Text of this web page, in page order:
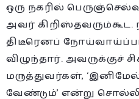
ஒரு நகரில்
அவர்
திடீரெனப்
விழுந்தார். அவருக்குச்
மருத்துவர்கள்,
வேண்டும்’ என்று